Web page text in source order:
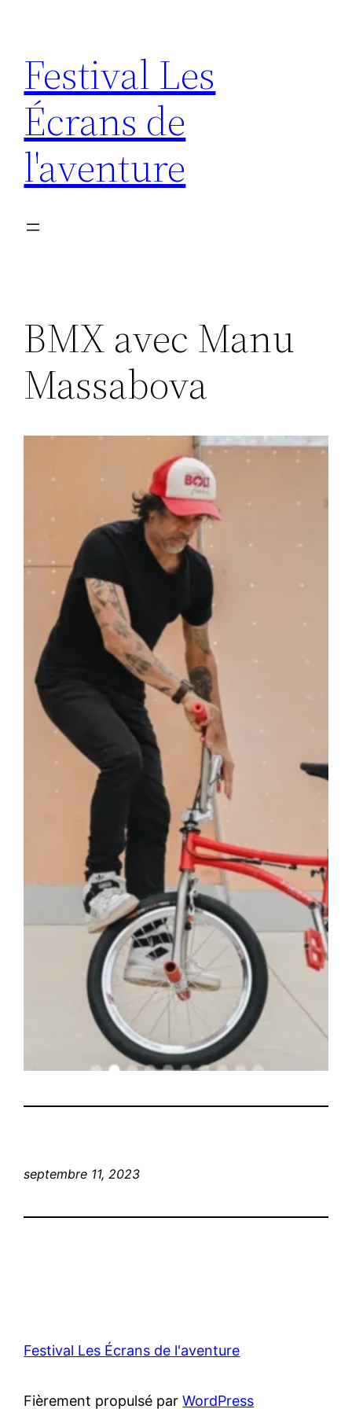
contenu
Festival Les
Écrans de
l'aventure
BMX avec Manu
Massabova
septembre 11, 2023
Festival Les Écrans de l'aventure
Fièrement propulsé parWordPress